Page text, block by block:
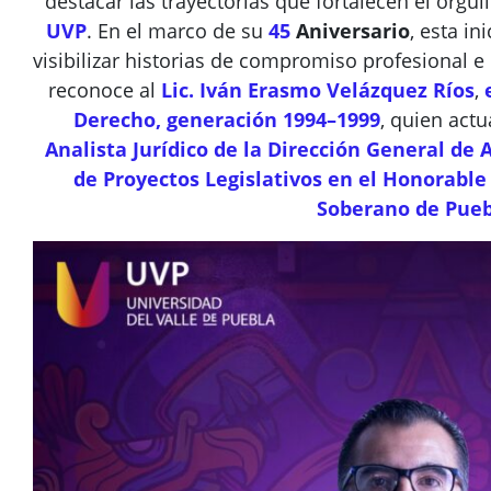
UVP. En el marco de su 45Aniversario, esta
visibilizar historias de compromiso profesional
reconoce al Lic. Iván Erasmo Velázquez Ríos,
Derecho, generación 1994–1999, quien
Analista Jurídico de la Dirección General de
de Proyectos Legislativos en el
Soberano de